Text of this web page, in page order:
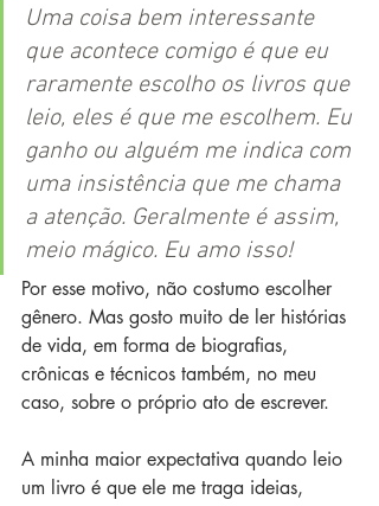
Uma coisa bem interessante
que acontece comigo é que eu
raramente escolho os livros que
leio, eles é que me escolhem. Eu
ganho ou alguém me indica com
uma insistência que me chama
a atenção. Geralmente é assim,
meio mágico. Eu amo isso!
Por esse motivo, não costumo escolher
gênero. Mas gosto muito de ler histórias
de vida, em forma de biografias,
crônicas e técnicos também, no meu
caso, sobre o próprio ato de escrever.
A minha maior expectativa quando leio
um livro é que ele me traga ideias,